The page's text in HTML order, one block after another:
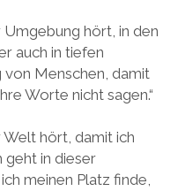
hört, in den
auch in tiefen
von Menschen, damit
Worte nicht sagen.“
Welt hört, damit ich
in dieser
meinen Platz finde,